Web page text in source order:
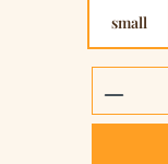
small